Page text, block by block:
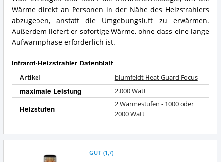
Wärme direkt an Personen in der Nähe des Heizstrahlers
abzugeben, anstatt die Umgebungsluft zu erwärmen.
Außerdem liefert er sofortige Wärme, ohne dass eine lange
Aufwärmphase erforderlich ist.
Infrarot-Heizstrahler Datenblatt
Artikel blumfeldt Heat Guard Focus
maximale Leistung 2.000 Watt
Heizstufen
2 Wärmestufen - 1000 oder
2000 Watt
GUT (1,7)